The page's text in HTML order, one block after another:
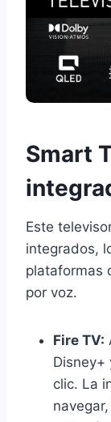
Smart
Este
integrados,
plataformas
por voz.
Fire TV:
Disney+
clic. La